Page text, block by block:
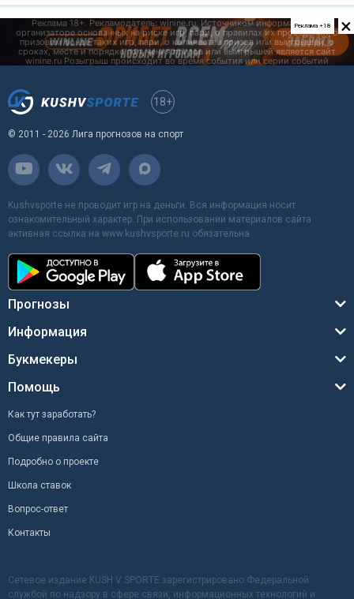
×
Реклама +18
18+
© 2011 - 2026 Лига прогнозов на спорт
Kushvsporte не проводит игр на деньги. Вся информация носит
ознакомительный характер. При использовании материалов сайта
активная ссылка на www.kushvsporte.ru обязательна
Прогнозы
Информация
Букмекеры
Помощь
Как тут заработать?
Общие правила сайта
Подробно о проекте
Школа ставок
Вопрос-ответ
Контакты
Сетевое издание KUSH V SPORTE зарегистрировано Федеральной
службой по надзору в сфере связи, информационных технологий и